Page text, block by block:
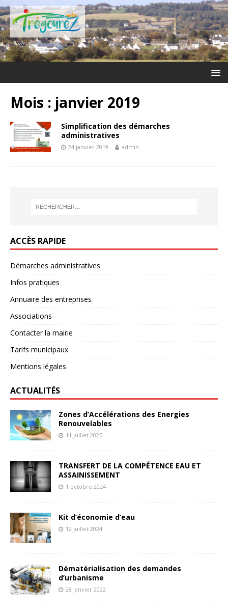
Mois : janvier 2019
Simplification des démarches
administratives
24 janvier 2019 admin
ACCÈS RAPIDE
Démarches administratives
Infos pratiques
Annuaire des entreprises
Associations
Contacter la mairie
Tarifs municipaux
Mentions légales
ACTUALITÉS
Zones d’Accélérations des Energies
Renouvelables
11 juillet 2025
TRANSFERT DE LA COMPÉTENCE EAU ET
ASSAINISSEMENT
1 octobre 2024
Kit d’économie d’eau
12 juillet 2024
Dématérialisation des demandes
d’urbanisme
28 janvier 2022